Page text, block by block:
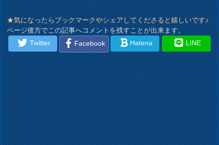
★気になったらブックマークやシェアしてくださると嬉しいです♪
ページ後方でこの記事へコメントを残すことが出来ます。
Twitter
Facebook Hatena LINE